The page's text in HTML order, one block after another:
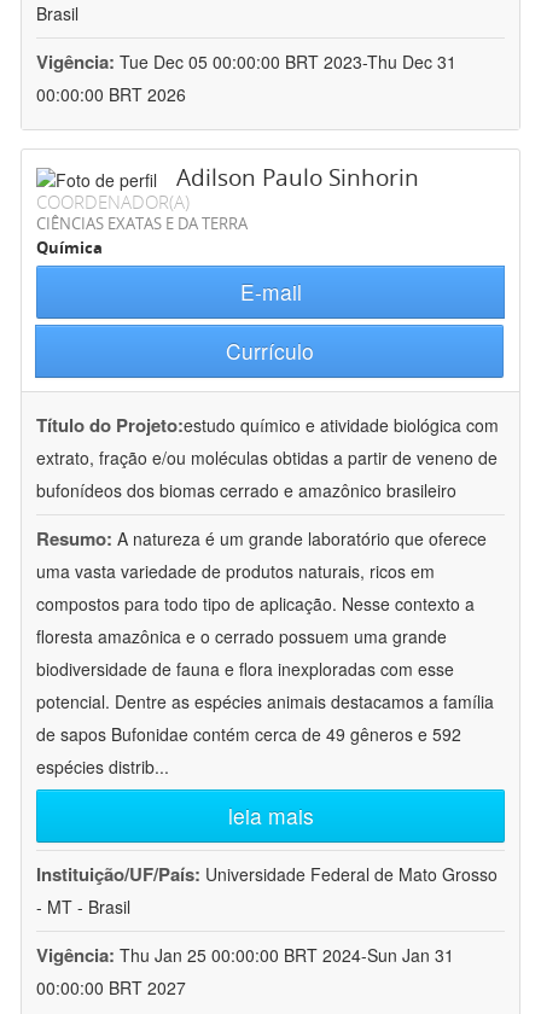
Brasil
Vigência: Tue Dec 05 00:00:00 BRT 2023-Thu Dec 31
00:00:00 BRT 2026
Adilson Paulo Sinhorin
COORDENADOR(A)
CIÊNCIAS EXATAS E DA TERRA
Química
E-mail
Currículo
Título do Projeto:estudo químico e atividade biológica com
extrato, fração e/ou moléculas obtidas a partir de veneno de
bufonídeos dos biomas cerrado e amazônico brasileiro
Resumo: A natureza é um grande laboratório que oferece
uma vasta variedade de produtos naturais, ricos em
compostos para todo tipo de aplicação. Nesse contexto a
floresta amazônica e o cerrado possuem uma grande
biodiversidade de fauna e flora inexploradas com esse
potencial. Dentre as espécies animais destacamos a família
de sapos Bufonidae contém cerca de 49 gêneros e 592
espécies distrib...
leia mais
Instituição/UF/País: Universidade Federal de Mato Grosso
- MT - Brasil
Vigência: Thu Jan 25 00:00:00 BRT 2024-Sun Jan 31
00:00:00 BRT 2027